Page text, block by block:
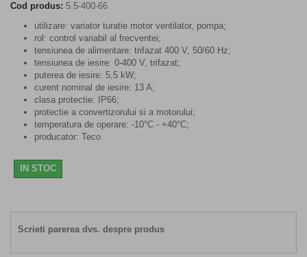
Cod produs: 5.5-400-66
utilizare: variator turatie motor ventilator, pompa;
rol: control variabil al frecventei;
tensiunea de alimentare: trifazat 400 V, 50/60 Hz;
tensiunea de iesire: 0-400 V, trifazat;
puterea de iesire: 5,5 kW;
curent nominal de iesire: 13 A;
clasa protectie: IP66;
protectie a convertizorului si a motorului;
temperatura de operare: -10°C - +40°C;
producator: Teco
IN STOC
Scrieti parerea dvs. despre produs